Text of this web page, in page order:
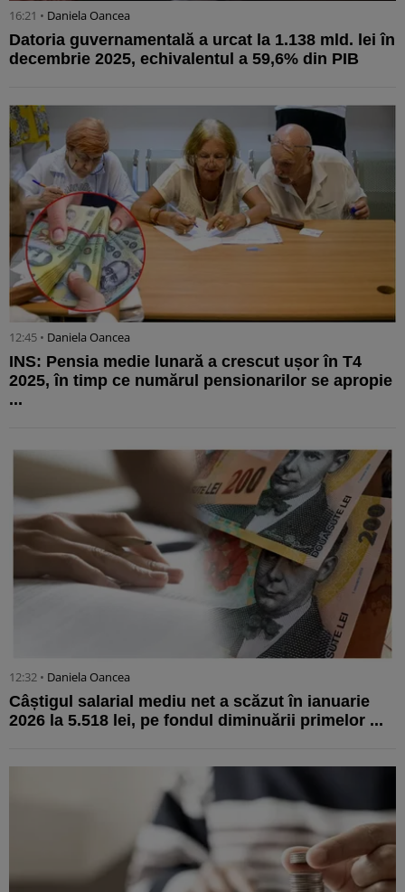
16:21 • Daniela Oancea
Datoria guvernamentală a urcat la 1.138 mld. lei în
decembrie 2025, echivalentul a 59,6% din PIB
12:45 • Daniela Oancea
INS: Pensia medie lunară a crescut ușor în T4
2025, în timp ce numărul pensionarilor se apropie
...
12:32 • Daniela Oancea
Câștigul salarial mediu net a scăzut în ianuarie
2026 la 5.518 lei, pe fondul diminuării primelor ...